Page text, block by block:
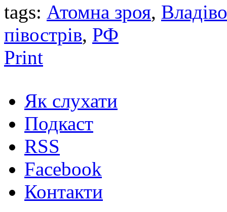
tags: Атомна зроя,
півострів, РФ
Print
Як слухати
Подкаст
RSS
Facebook
Контакти